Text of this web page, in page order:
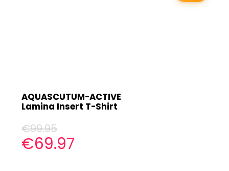
AQUASCUTUM-ACTIVE
Lamina Insert T-Shirt
€99.95
€69.97